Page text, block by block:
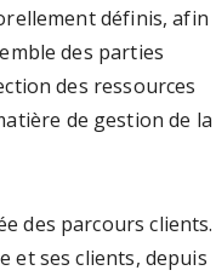
définis, afin
des parties
des ressources
de gestion de la
des parcours clients.
et ses clients, depuis